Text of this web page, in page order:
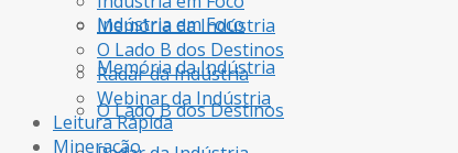
Indústria em Foco
Memória da Indústria
O Lado B dos Destinos
Memória da Indústria
O Lado B dos Destinos
Radar da Indústria
Webinar da Indústria
Leitura Rápida
Mineração